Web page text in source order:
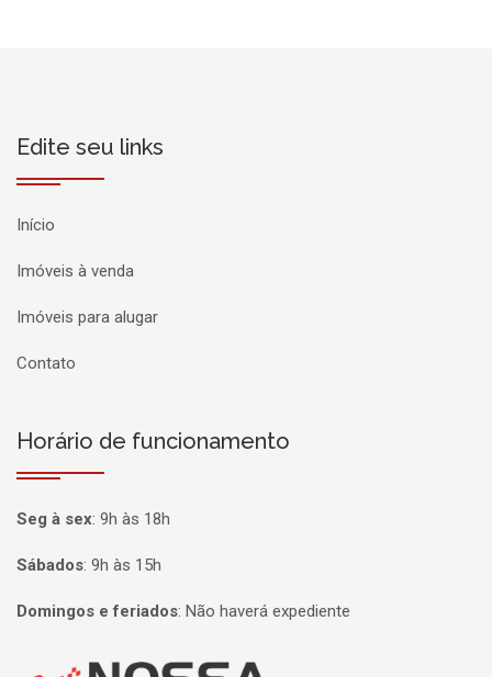
Edite seu links
Início
Imóveis à venda
Imóveis para alugar
Contato
Horário de funcionamento
Seg à sex: 9h às 18h
Sábados: 9h às 15h
Domingos e feriados: Não haverá expediente